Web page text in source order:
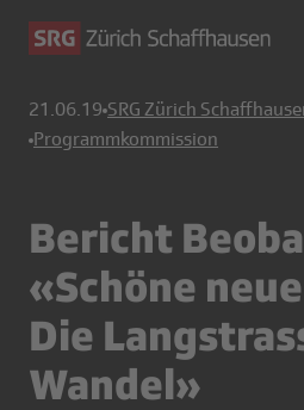
21.06.19 SRG Zürich
Programmkommission
Bericht
«Schöne
Die
Wandel»